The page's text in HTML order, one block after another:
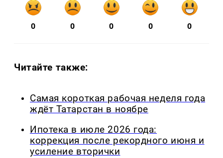
0 0 0 0 0
Читайте также:
Самая короткая рабочая неделя года
ждёт Татарстан в ноябре
Ипотека в июле 2026 года:
коррекция после рекордного июня и
усиление вторички